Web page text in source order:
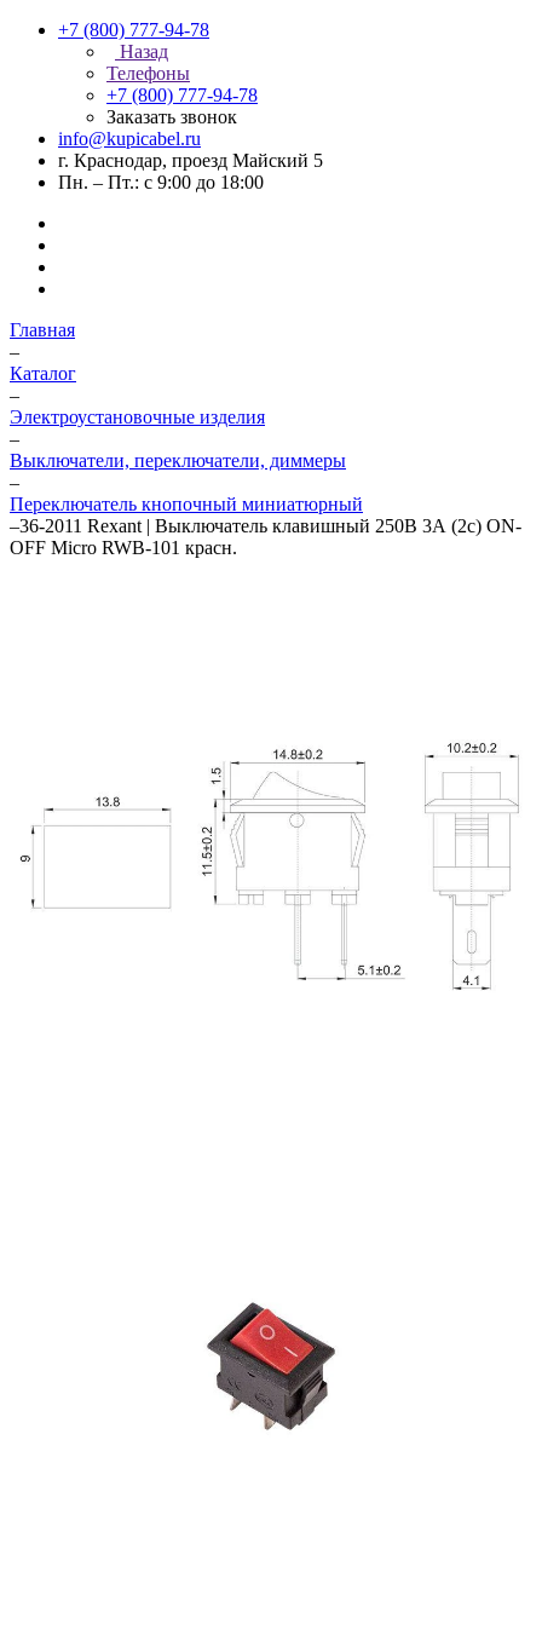
+7 (800) 777-94-78
Назад
Телефоны
+7 (800) 777-94-78
Заказать звонок
info@kupicabel.ru
г. Краснодар, проезд Майский 5
Пн. – Пт.: с 9:00 до 18:00
Главная
–
Каталог
–
Электроустановочные изделия
–
Выключатели, переключатели, диммеры
–
Переключатель кнопочный миниатюрный
–36-2011 Rexant | Выключатель клавишный 250В 3А (2с) ON-
OFF Micro RWB-101 красн.